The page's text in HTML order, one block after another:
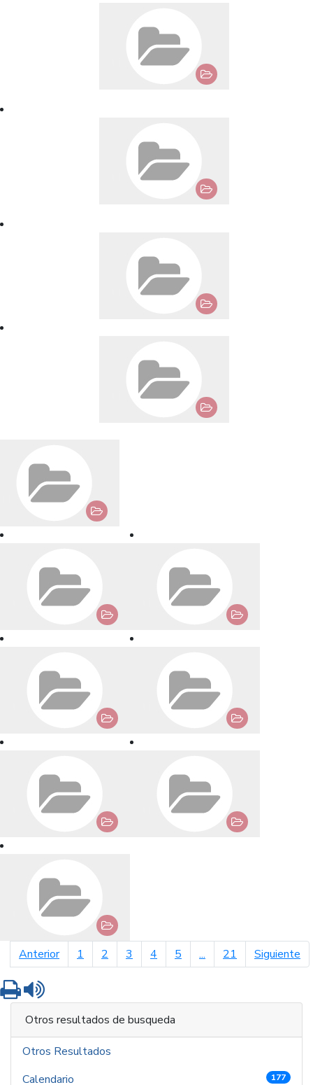
Anteriorpágina anterior
1 2 3 4 5 ... 21 Siguiente
Imprimir
Otros resultados de busqueda
Otros Resultados
Calendario
177